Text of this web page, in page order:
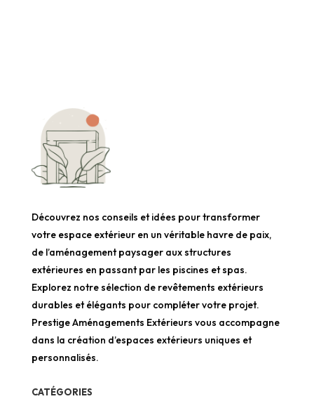
Découvrez nos conseils et idées pour transformer
votre espace extérieur en un véritable havre de paix,
de l’aménagement paysager aux structures
extérieures en passant par les piscines et spas.
Explorez notre sélection de revêtements extérieurs
durables et élégants pour compléter votre projet.
Prestige Aménagements Extérieurs vous accompagne
dans la création d’espaces extérieurs uniques et
personnalisés.
CATÉGORIES